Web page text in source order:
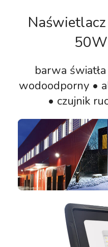
barwa
wodoodporny •
• czujnik